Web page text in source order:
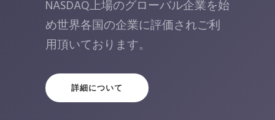
NASDAQ上場のグローバル企業を始
め世界各国の企業に評価されご利
用頂いております。
詳細について